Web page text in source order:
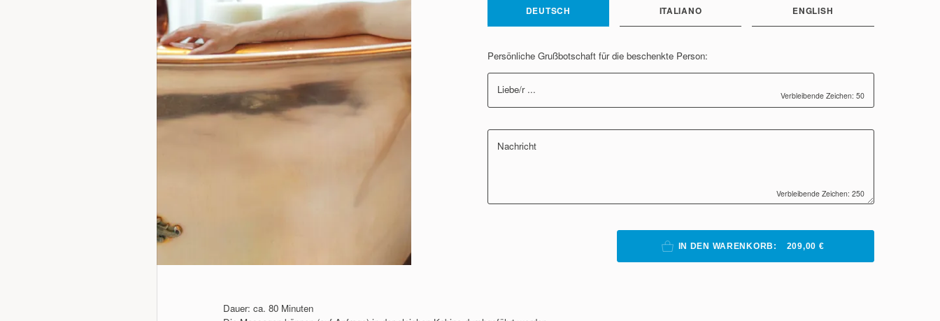
DEUTSCH ITALIANO ENGLISH
Persönliche Grußbotschaft für die beschenkte Person:
Liebe/r ... Verbleibende Zeichen: 50
Nachricht
Verbleibende Zeichen: 250
IN DEN WARENKORB: 209,00 €
Dauer: ca. 80 Minuten